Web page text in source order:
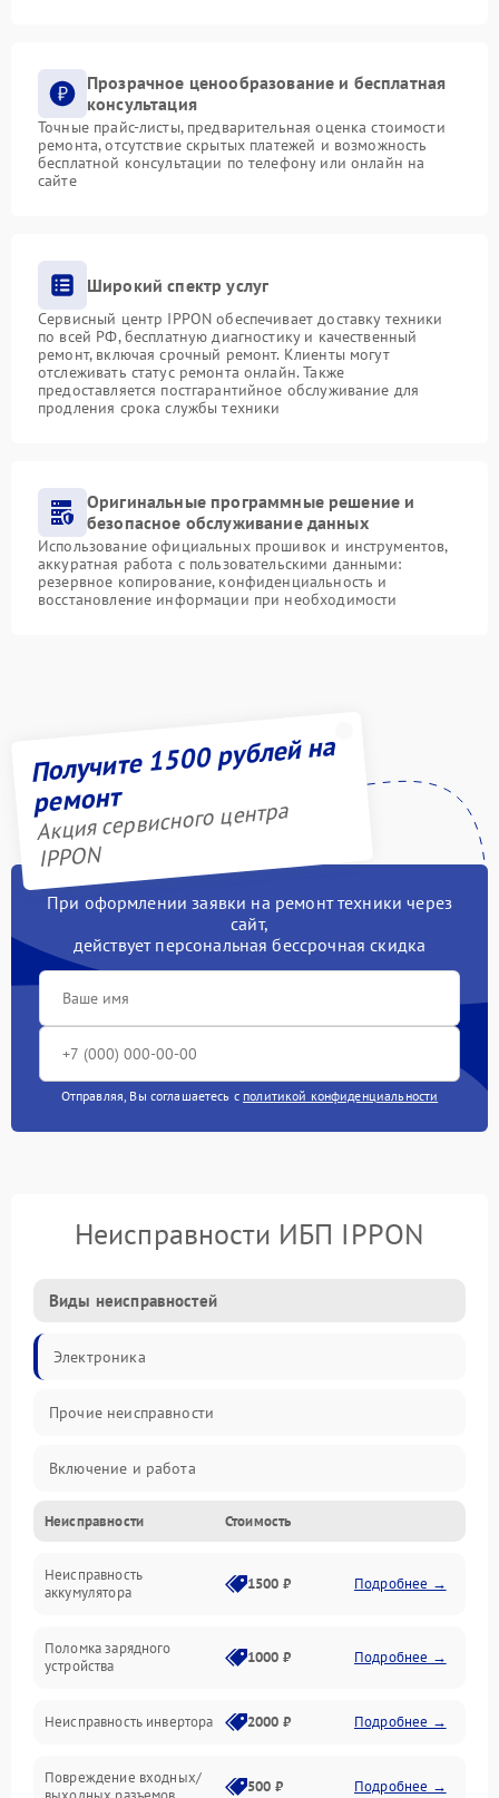
Прозрачное ценообразование и бесплатная
консультация
Точные прайс-листы, предварительная оценка стоимости
ремонта, отсутствие скрытых платежей и возможность
бесплатной консультации по телефону или онлайн на
сайте
Широкий спектр услуг
Сервисный центр IPPON обеспечивает доставку техники
по всей РФ, бесплатную диагностику и качественный
ремонт, включая срочный ремонт. Клиенты могут
отслеживать статус ремонта онлайн. Также
предоставляется постгарантийное обслуживание для
продления срока службы техники
Оригинальные программные решение и
безопасное обслуживание данных
Использование официальных прошивок и инструментов,
аккуратная работа с пользовательскими данными:
резервное копирование, конфиденциальность и
восстановление информации при необходимости
Получите 1500 рублей на
ремонт
Акция сервисного центра
IPPON
При оформлении заявки на ремонт техники через
сайт,
действует персональная бессрочная скидка
Отправляя, Вы соглашаетесь с политикой конфиденциальности
Неисправности ИБП IPPON
Виды неисправностей
Электроника
Прочие неисправности
Включение и работа
Работа с нагрузкой
Звук и индикация
Неисправности Стоимость
Неисправность
аккумулятора
1500 ₽ Подробнее →
Поломка зарядного
устройства
1000 ₽ Подробнее →
Неисправность инвертора 2000 ₽ Подробнее →
Повреждение входных/
500 ₽ Подробнее →